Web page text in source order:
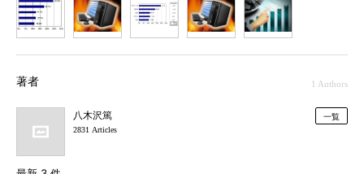
著者 1 Authors
八木沢篤
2831 Articles
一覧